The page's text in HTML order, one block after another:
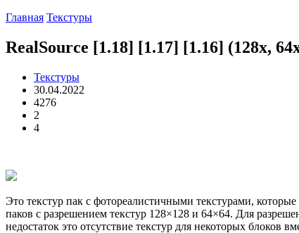
Главная Текстуры
RealSource [1.18] [1.17] [1.16] (128x,
Текстуры
30.04.2022
4276
2
4
Это текстур пак с фотореалистичными текстурами,
паков с разрешением текстур 128×128 и 64×64. Для
недостаток это отсутствие текстур для некоторых блоков